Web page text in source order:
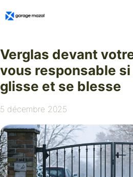
au
Verglas devant
vous responsable
glisse et se blesse
5 décembre 2025